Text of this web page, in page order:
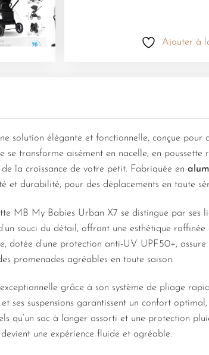
Ajouter à
solution élégante et fonctionnelle, conçue pour
se transforme aisément en nacelle, en poussette
la croissance de votre petit. Fabriquée en
et durabilité, pour des déplacements en toute
MB My Babies Urban X7 se distingue par ses
souci du détail, offrant une esthétique
dotée d’une protection anti-UV UPF50+,
promenades agréables en toute saison.
grâce à son système de pliage
ses suspensions garantissent un confort
qu’un sac à langer assorti et une protection
une expérience fluide et agréable.